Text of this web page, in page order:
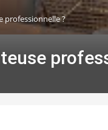
professionnelle ?